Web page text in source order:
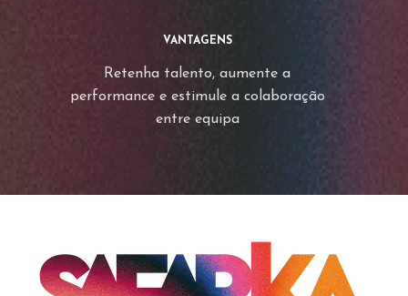
VANTAGENS
Retenha talento, aumente a
performance e estimule a colaboração
entre equipa